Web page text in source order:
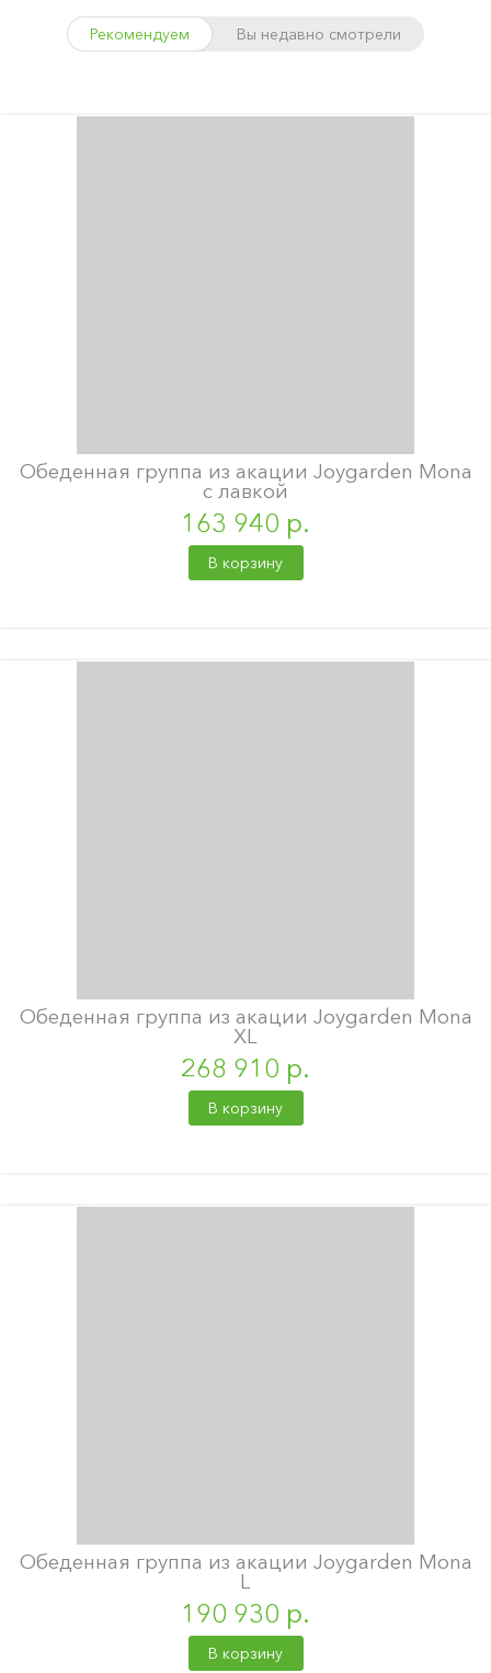
Рекомендуем Вы недавно смотрели
Обеденная группа из акации Joygarden Mona
с лавкой
163 940 р.
В корзину
Обеденная группа из акации Joygarden Mona
XL
268 910 р.
В корзину
Обеденная группа из акации Joygarden Mona
L
190 930 р.
В корзину